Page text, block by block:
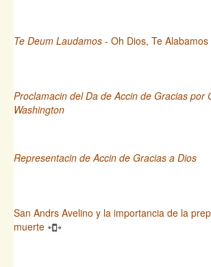
Te Deum Laudamos - Oh Dios, Te Alabamos
Proclamacin del Da de Accin de Gracias por
Washington
Representacin de Accin de Gracias a Dios
San Andrs Avelino y la importancia de la
muerte